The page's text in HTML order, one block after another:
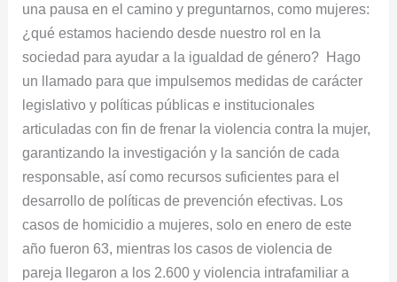
una pausa en el camino y preguntarnos, como mujeres:
¿qué estamos haciendo desde nuestro rol en la
sociedad para ayudar a la igualdad de género? Hago
un llamado para que impulsemos medidas de carácter
legislativo y políticas públicas e institucionales
articuladas con fin de frenar la violencia contra la mujer,
garantizando la investigación y la sanción de cada
responsable, así como recursos suficientes para el
desarrollo de políticas de prevención efectivas. Los
casos de homicidio a mujeres, solo en enero de este
año fueron 63, mientras los casos de violencia de
pareja llegaron a los 2.600 y violencia intrafamiliar a